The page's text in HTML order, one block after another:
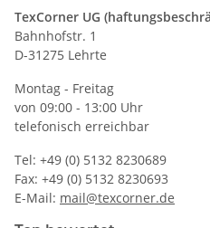
TexCorner UG
Bahnhofstr. 1
D-31275 Lehrte
Montag - Freitag
von 09:00 - 13:00 Uhr
telefonisch erreichbar
Tel: +49 (0) 5132 8230689
Fax: +49 (0) 5132 8230693
E-Mail: mail@texcorner.de